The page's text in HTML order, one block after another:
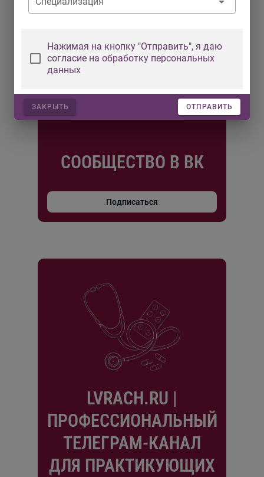
СООБЩЕСТВО В ВК
Подписаться
LVRACH.RU |
ПРОФЕССИОНАЛЬНЫЙ
ТЕЛЕГРАМ-КАНАЛ
ДЛЯ ПРАКТИКУЮЩИХ
Нажимая на кнопку "Отправить", я даю
согласие на обработку персональных
данных
ЗАКРЫТЬ ОТПРАВИТЬ